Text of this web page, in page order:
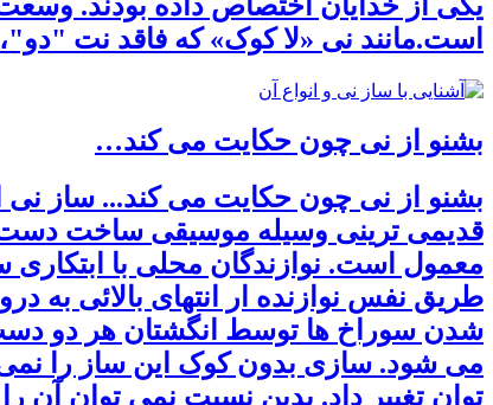
است.مانند نی «لا کوک» که فاقد نت
بشنو از نی چون حکایت می کند…
بشنو از نی چون حکایت می کند... ساز نی
قدیمی ترینی وسیله موسیقی ساخت دست
معمول است. نوازندگان محلی با
طریق نفس نوازنده ار انتهای بالائی به
شدن سوراخ ها توسط انگشتان هر دو
می شود. سازی بدون کوک این ساز را
توان تغییر داد. بدین نسبت نمی توان آن